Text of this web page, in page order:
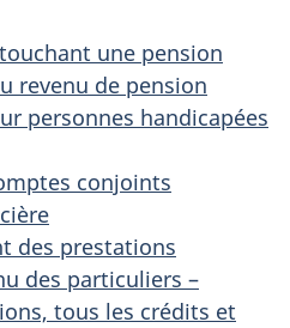
une pension
revenu de pension
personnes handicapées
conjoints
des prestations
des particuliers –
tous les crédits et